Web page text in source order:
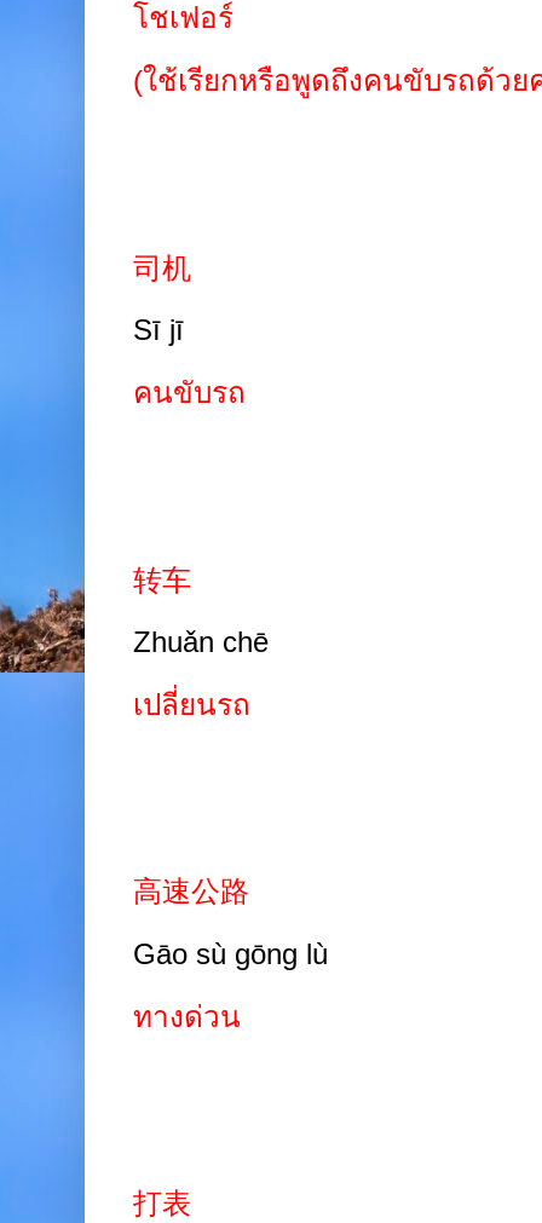
โชเฟอร์
(ใช้เรียกหรือพูดถึงคนขับรถด้วย
司机
Sī jī
คนขับรถ
转车
Zhuǎn chē
เปลี่ยนรถ
高速公路
Gāo sù gōng lù
ทางด่วน
打表